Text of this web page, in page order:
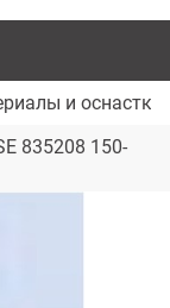
и оснастка
835208 150-